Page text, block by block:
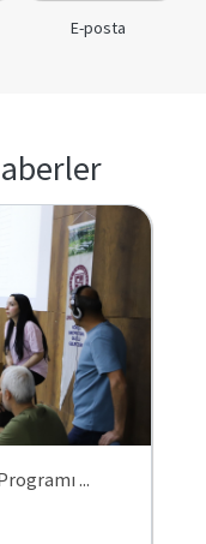
E-posta
...